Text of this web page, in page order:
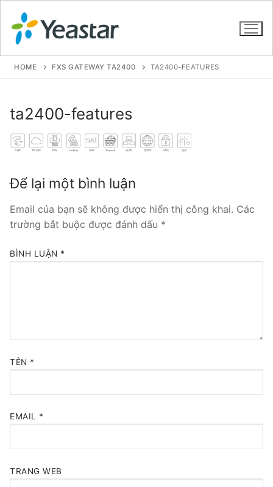
GIỚI THIỆU
SẢN PHẨM
Tổng đài VoIP Yeastar S412
Tổng đài VoIP Yeastar S20
IPPBX FOR LARGE ENTERPRISES
VOIP GATEWAY
FXS VoIP Gateway
FXO VoIP Gateway
HOME FXS GATEWAY TA2400 TA2400-FEATURES
ta2400-features
Để lại một bình luận
Email của bạn sẽ không được hiển thị công khai. Các
trường bắt buộc được đánh dấu *
BÌNH LUẬN *
TÊN *
EMAIL *
TRANG WEB